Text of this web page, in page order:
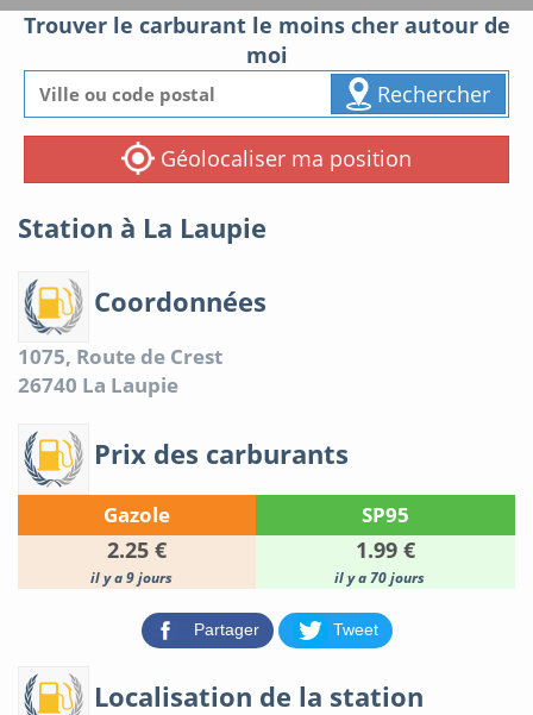
Trouver le carburant le moins cher autour de
moi
Rechercher
Géolocaliser ma position
Station à La Laupie
Coordonnées
1075, Route de Crest
26740 La Laupie
Prix des carburants
Gazole SP95
2.25 € 1.99 €
il y a 9 jours il y a 70 jours
Partager Tweet
Localisation de la station